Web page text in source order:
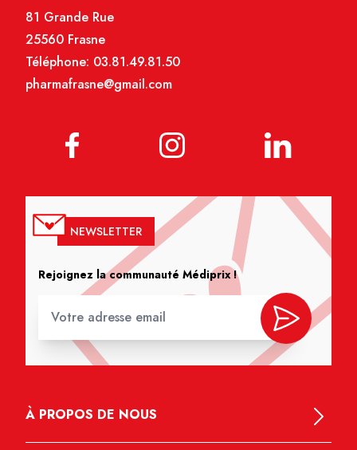
81 Grande Rue
25560 Frasne
Téléphone: 03.81.49.81.50
pharmafrasne@gmail.com
NEWSLETTER
Rejoignez la communauté Médiprix !
À PROPOS DE NOUS